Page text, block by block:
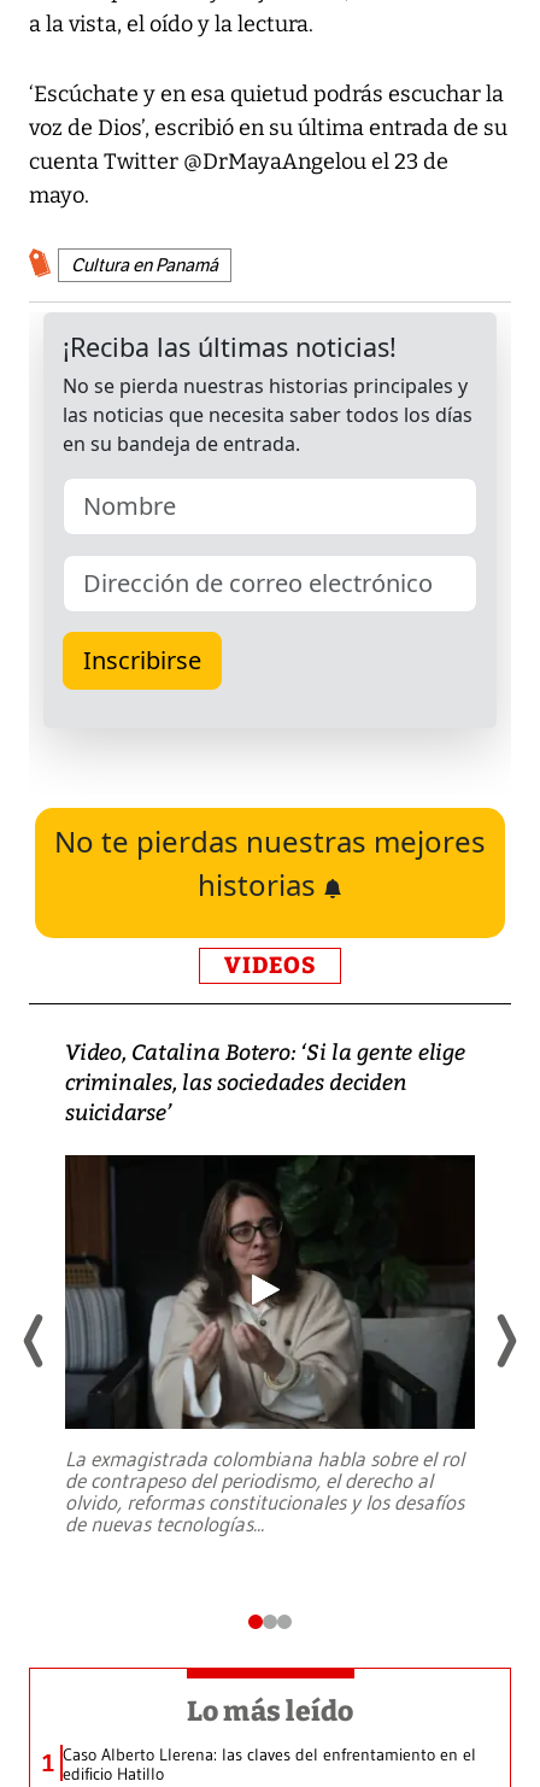
a la vista, el oído y la lectura.
‘Escúchate y en esa quietud podrás escuchar la
voz de Dios’, escribió en su última entrada de su
cuenta Twitter @DrMayaAngelou el 23 de
mayo.
Cultura en Panamá
No te pierdas nuestras mejores
historias
VIDEOS
Video, Catalina Botero: ‘Si la gente elige
criminales, las sociedades deciden
suicidarse’
La exmagistrada colombiana habla sobre el rol
de contrapeso del periodismo, el derecho al
olvido, reformas constitucionales y los desafíos
de nuevas tecnologías...
Lo más leído
1 Caso Alberto Llerena: las claves del enfrentamiento en el
edificio Hatillo